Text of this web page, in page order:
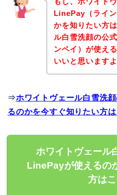
LinePay（ライ
かを知りたい方
ル白雪洗顔の公
ンペイ）が使え
いいと思います
⇒ホワイトヴェール白雪洗
るのかを今すぐ知りたい方
ホワイトヴェール
LinePayが使えるの
方は